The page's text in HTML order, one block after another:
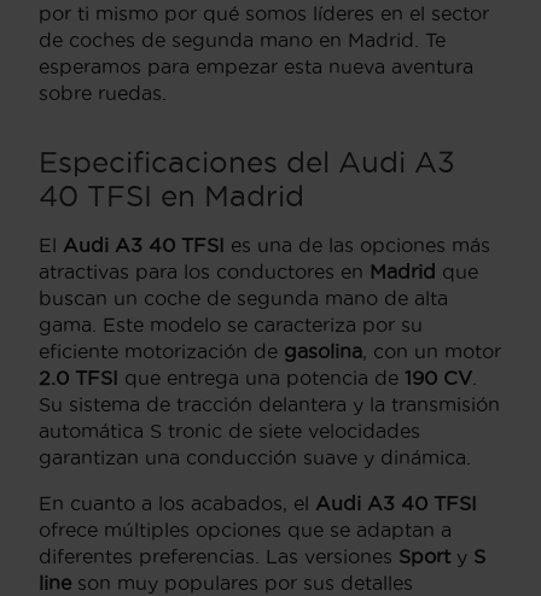
por ti mismo por qué somos líderes en el sector
de coches de segunda mano en Madrid. Te
esperamos para empezar esta nueva aventura
sobre ruedas.
Especificaciones del Audi A3
40 TFSI en Madrid
El Audi A3 40 TFSI es una de las opciones más
atractivas para los conductores en Madrid que
buscan un coche de segunda mano de alta
gama. Este modelo se caracteriza por su
eficiente motorización de gasolina, con un motor
2.0 TFSI que entrega una potencia de 190 CV
Su sistema de tracción delantera y la transmisión
automática S tronic de siete velocidades
garantizan una conducción suave y dinámica.
En cuanto a los acabados, el Audi A3 40 TFSI
ofrece múltiples opciones que se adaptan a
diferentes preferencias. Las versiones Sport y S
line son muy populares por sus detalles